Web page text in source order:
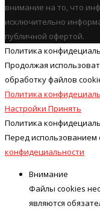
внимание на то, что
исключительно
публичной офертой.
Политика
Продолжая
обработку файлов
Политика
Настройки Принять
Политика
Перед использованием
конфидециальности
Внимание
Файлы cookies
являются